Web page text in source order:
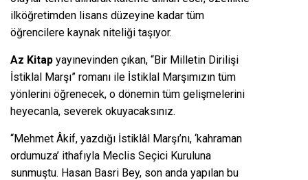
ilköğretimden lisans düzeyine kadar tüm
öğrencilere kaynak niteliği taşıyor.
Az Kitap yayınevinden çıkan, “Bir Milletin Dirilişi
İstiklal Marşı” romanı ile İstiklal Marşımızın tüm
yönlerini öğrenecek, o dönemin tüm gelişmelerini
heyecanla, severek okuyacaksınız.
“Mehmet Âkif, yazdığı İstiklâl Marşı’nı, ‘kahraman
ordumuza’ ithafıyla Meclis Seçici Kuruluna
sunmuştu. Hasan Basri Bey, son anda yapılan bu